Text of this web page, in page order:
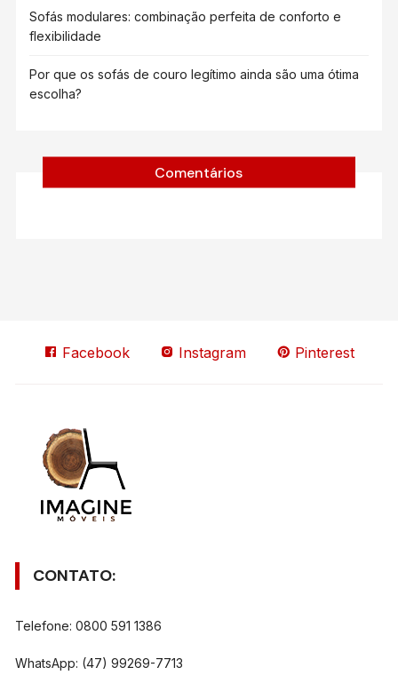
Sofás modulares: combinação perfeita de conforto e
flexibilidade
Por que os sofás de couro legítimo ainda são uma ótima
escolha?
Comentários
Facebook Instagram Pinterest
CONTATO:
Telefone: 0800 591 1386
WhatsApp: (47) 99269-7713